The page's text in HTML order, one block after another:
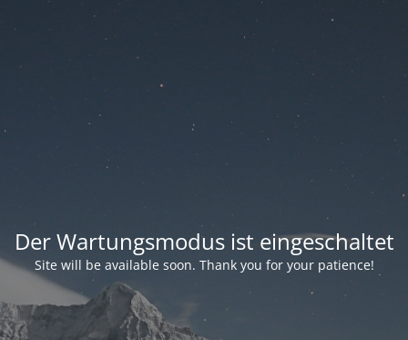
Der Wartungsmodus ist eingeschaltet
Site will be available soon. Thank you for your patience!